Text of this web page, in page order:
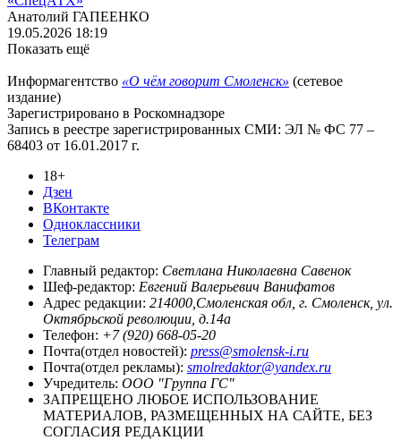
Анатолий ГАПЕЕНКО
19.05.2026 18:19
Показать ещё
Информагентство «О чём говорит Смоленск» (сетевое
издание)
Зарегистрировано в Роскомнадзоре
Запись в реестре зарегистрированных СМИ: ЭЛ № ФС 77 –
68403 от 16.01.2017 г.
18+
Дзен
ВКонтакте
Одноклассники
Телеграм
Главный редактор: Светлана Николаевна Савенок
Шеф-редактор: Евгений Валерьевич Ванифатов
Адрес редакции: 214000,Смоленская обл, г. Смоленск, ул.
Октябрьской революции, д.14а
Телефон: +7 (920) 668-05-20
Почта(отдел новостей): press@smolensk-i.ru
Почта(отдел рекламы): smolredaktor@yandex.ru
Учредитель: ООО "Группа ГС"
ЗАПРЕЩЕНО ЛЮБОЕ ИСПОЛЬЗОВАНИЕ
МАТЕРИАЛОВ, РАЗМЕЩЕННЫХ НА САЙТЕ, БЕЗ
СОГЛАСИЯ РЕДАКЦИИ